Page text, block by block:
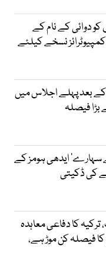
کو دوائی کے نام کے
نسخے کیلئے
بعد پہلے اجلاس میں
فیصلہ
سہارے‘ ایدھی ہومز کے
کا دفاعی معاہدہ
فیصلہ کن موڑ ہے،